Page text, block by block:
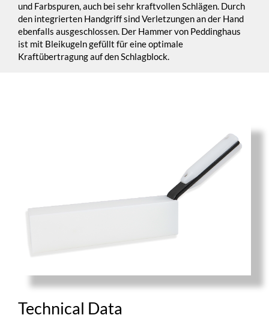
und Farbspuren, auch bei sehr kraftvollen Schlägen. Durch
den integrierten Handgriff sind Verletzungen an der Hand
ebenfalls ausgeschlossen. Der Hammer von Peddinghaus
ist mit Bleikugeln gefüllt für eine optimale
Kraftübertragung auf den Schlagblock.
Technical Data